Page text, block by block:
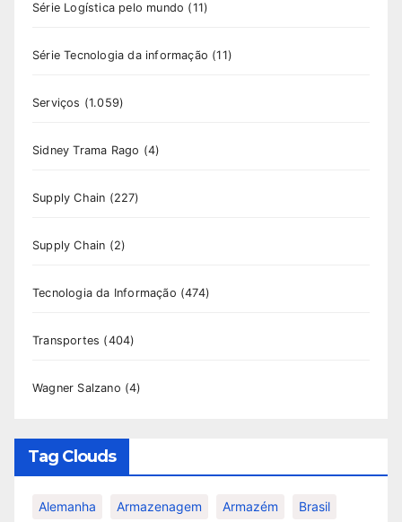
Série Logística pelo mundo (11)
Série Tecnologia da informação (11)
Serviços (1.059)
Sidney Trama Rago (4)
Supply Chain (227)
Supply Chain (2)
Tecnologia da Informação (474)
Transportes (404)
Wagner Salzano (4)
Tag Clouds
Alemanha Armazenagem Armazém Brasil